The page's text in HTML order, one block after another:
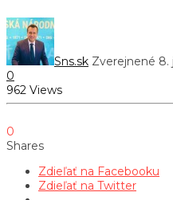
Sns.sk Zverejnené 8.
0
962 Views
0
Shares
Zdieľať na Facebooku
Zdieľať na Twitter